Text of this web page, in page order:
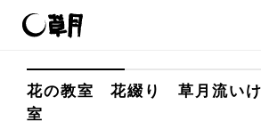
花の教室 花綴り 草月流い
室